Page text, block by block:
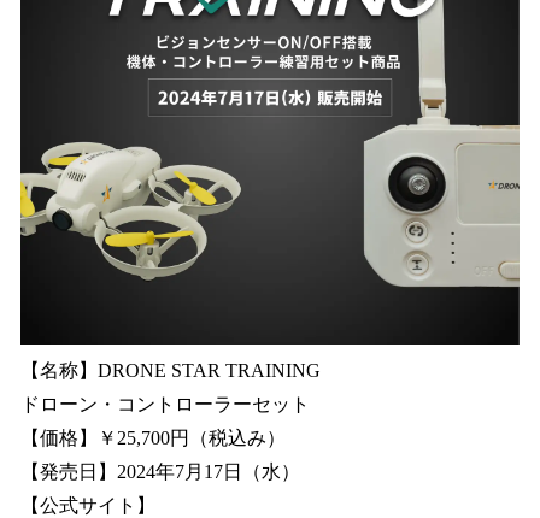
【名称】DRONE STAR TRAINING
ドローン・コントローラーセット
【価格】￥25,700円（税込み）
【発売日】2024年7月17日（水）
【公式サイト】